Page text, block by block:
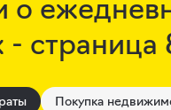
о
- страница
Покупка